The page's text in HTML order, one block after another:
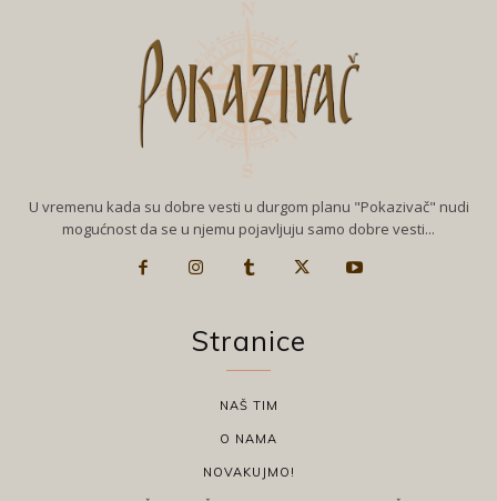
U vremenu kada su dobre vesti u durgom planu "Pokazivač" nudi
mogućnost da se u njemu pojavljuju samo dobre vesti...
Stranice
NAŠ TIM
O NAMA
NOVAKUJMO!